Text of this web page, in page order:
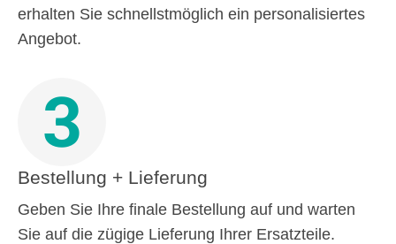
erhalten Sie schnellstmöglich ein personalisiertes
Angebot.
3
Bestellung + Lieferung
Geben Sie Ihre finale Bestellung auf und warten
Sie auf die zügige Lieferung Ihrer Ersatzteile.